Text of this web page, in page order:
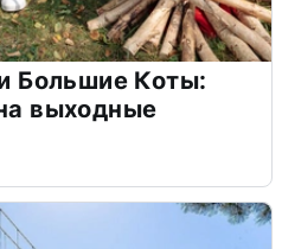
Большие Коты:
выходные